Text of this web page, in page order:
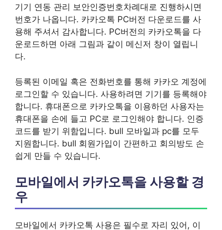
기기 연동 관리 보안인증번호차례대로 진행하시면
번호가 나옵니다. 카카오톡 PC버전 다운로드를 사
용해 주셔서 감사합니다. PC버전의 카카오톡을 다
운로드하면 아래 그림과 같이 메신저 창이 열립니
다.
등록된 이메일 혹은 전화번호를 통해 카카오 계정에
로그인할 수 있습니다. 사용하려면 기기를 등록해야
합니다. 휴대폰으로 카카오톡을 이용하던 사용자는
휴대폰을 손에 들고 PC로 로그인해야 합니다. 인증
코드를 받기 위함입니다. bull 모바일과 pc를 모두
지원합니다. bull 회원가입이 간편하고 회의방도 손
쉽게 만들 수 있습니다.
모바일에서 카카오톡을 사용할 경
우
모바일에서 카카오톡 사용은 필수로 자리 있어, 이